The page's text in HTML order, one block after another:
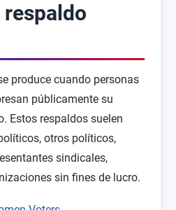
respaldo
produce cuando personas
públicamente su
Estos respaldos suelen
otros políticos,
sindicales,
sin fines de lucro.